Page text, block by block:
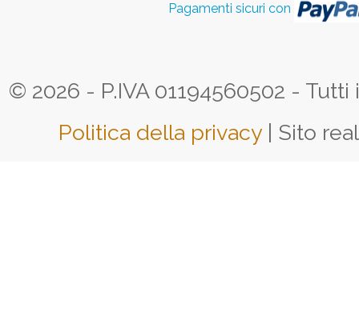
Pagamenti sicuri con
© 2026 - P.IVA 01194560502 -
Politica della privacy | Sito